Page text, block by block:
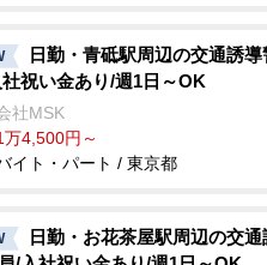
日勤・青砥駅周辺の交通誘導
社祝い金あり/週1日～OK
社MSK
万4,500円～
イト・パート / 東京都
日勤・お花茶屋駅周辺の交通